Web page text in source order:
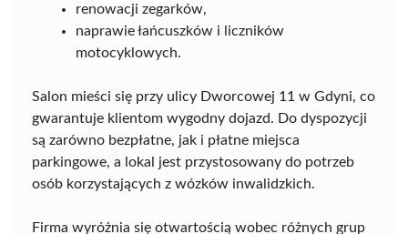
renowacji zegarków,
naprawie łańcuszków i liczników
motocyklowych.
Salon mieści się przy ulicy Dworcowej 11 w Gdyni, co
gwarantuje klientom wygodny dojazd. Do dyspozycji
są zarówno bezpłatne, jak i płatne miejsca
parkingowe, a lokal jest przystosowany do potrzeb
osób korzystających z wózków inwalidzkich.
Firma wyróżnia się otwartością wobec różnych grup